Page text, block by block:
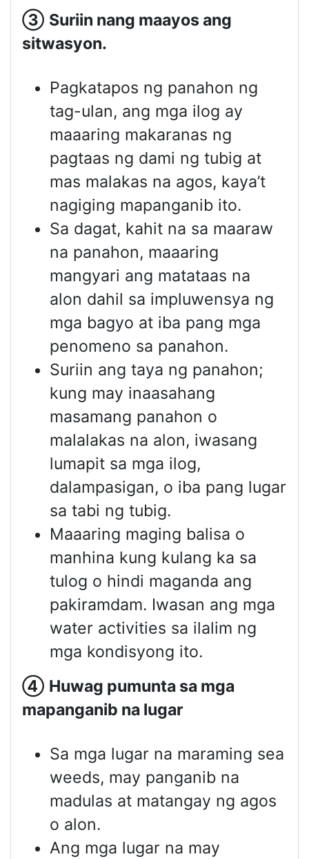
③ Suriin nang maayos ang
sitwasyon.
Pagkatapos ng panahon ng
tag-ulan, ang mga ilog ay
maaaring makaranas ng
pagtaas ng dami ng tubig at
mas malakas na agos, kaya’t
nagiging mapanganib ito.
Sa dagat, kahit na sa maaraw
na panahon, maaaring
mangyari ang matataas na
alon dahil sa impluwensya ng
mga bagyo at iba pang mga
penomeno sa panahon.
Suriin ang taya ng panahon;
kung may inaasahang
masamang panahon o
malalakas na alon, iwasang
lumapit sa mga ilog,
dalampasigan, o iba pang lugar
sa tabi ng tubig.
Maaaring maging balisa o
manhina kung kulang ka sa
tulog o hindi maganda ang
pakiramdam. Iwasan ang mga
water activities sa ilalim ng
mga kondisyong ito.
④ Huwag pumunta sa mga
mapanganib na lugar
Sa mga lugar na maraming sea
weeds, may panganib na
madulas at matangay ng agos
o alon.
Ang mga lugar na may